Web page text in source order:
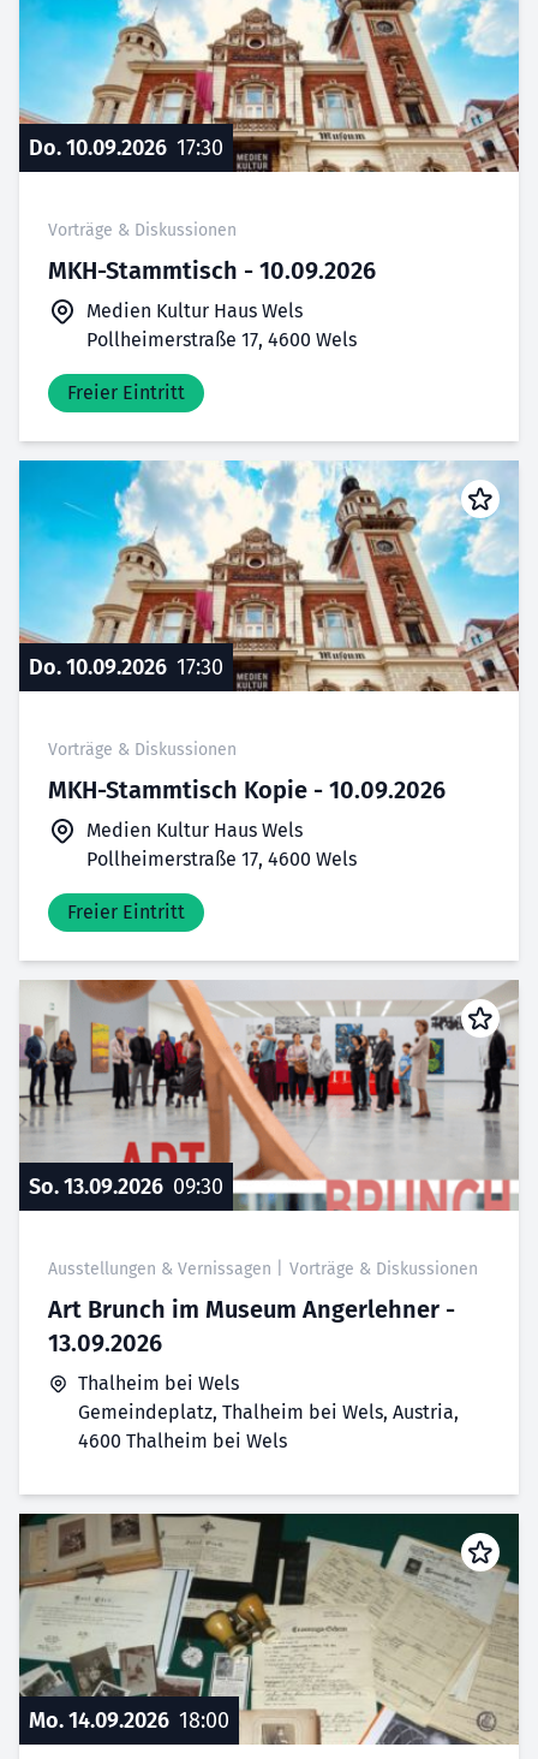
Do. 10.09.2026 17:30
Vorträge & Diskussionen
MKH-Stammtisch - 10.09.2026
Medien Kultur Haus Wels
Pollheimerstraße 17, 4600 Wels
Freier Eintritt
Do. 10.09.2026 17:30
Vorträge & Diskussionen
MKH-Stammtisch Kopie - 10.09.2026
Medien Kultur Haus Wels
Pollheimerstraße 17, 4600 Wels
Freier Eintritt
So. 13.09.2026 09:30
Ausstellungen & Vernissagen Vorträge & Diskussionen
Art Brunch im Museum Angerlehner -
13.09.2026
Thalheim bei Wels
Gemeindeplatz, Thalheim bei Wels, Austria,
4600 Thalheim bei Wels
Mo. 14.09.2026 18:00